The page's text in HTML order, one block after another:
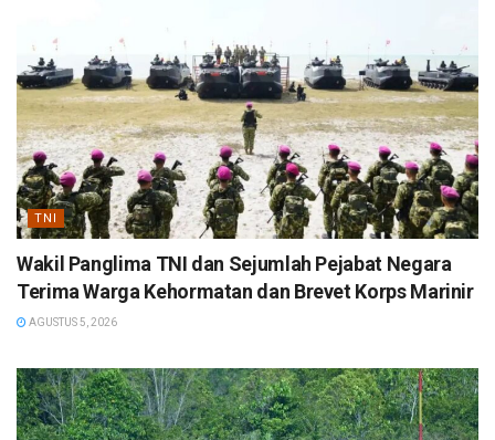
TNI
Wakil Panglima TNI dan Sejumlah Pejabat Negara
Terima Warga Kehormatan dan Brevet Korps Marinir
AGUSTUS 5, 2026